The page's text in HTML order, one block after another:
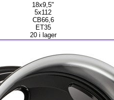
18x9,5"
5x112
CB66,6
ET35
20 i lager